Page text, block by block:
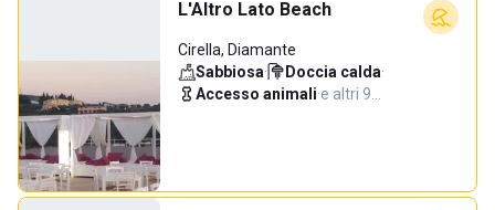
L'Altro Lato Beach
Cirella, Diamante
Sabbiosa· Doccia calda·
Accesso animali·e altri 9…